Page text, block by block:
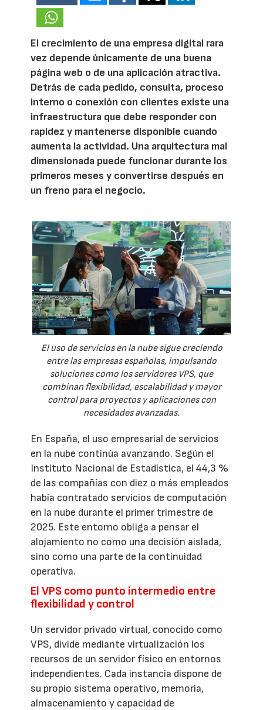
El crecimiento de una empresa digital rara
vez depende únicamente de una buena
página web o de una aplicación atractiva.
Detrás de cada pedido, consulta, proceso
interno o conexión con clientes existe una
infraestructura que debe responder con
rapidez y mantenerse disponible cuando
aumenta la actividad. Una arquitectura mal
dimensionada puede funcionar durante los
primeros meses y convertirse después en
un freno para el negocio.
El uso de servicios en la nube sigue creciendo
entre las empresas españolas, impulsando
soluciones como los servidores VPS, que
combinan flexibilidad, escalabilidad y mayor
control para proyectos y aplicaciones con
necesidades avanzadas.
En España, el uso empresarial de servicios
en la nube continúa avanzando. Según el
Instituto Nacional de Estadística, el 44,3 %
de las compañías con diez o más empleados
había contratado servicios de computación
en la nube durante el primer trimestre de
2025. Este entorno obliga a pensar el
alojamiento no como una decisión aislada,
sino como una parte de la continuidad
operativa.
El VPS como punto intermedio entre
flexibilidad y control
Un servidor privado virtual, conocido como
VPS, divide mediante virtualización los
recursos de un servidor físico en entornos
independientes. Cada instancia dispone de
su propio sistema operativo, memoria,
almacenamiento y capacidad de